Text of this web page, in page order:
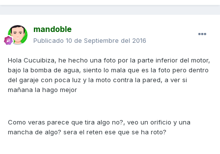
mandoble
Publicado 10 de Septiembre del 2016
Hola Cucuibiza, he hecho una foto por la parte inferior del motor,
bajo la bomba de agua, siento lo mala que es la foto pero dentro
del garaje con poca luz y la moto contra la pared, a ver si
mañana la hago mejor
Como veras parece que tira algo no?, veo un orificio y una
mancha de algo? sera el reten ese que se ha roto?